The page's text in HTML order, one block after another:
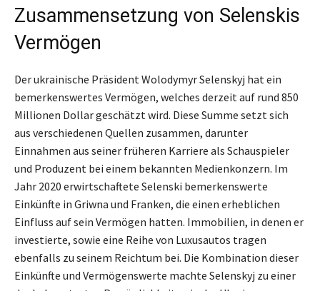
Zusammensetzung von Selenskis
Vermögen
Der ukrainische Präsident Wolodymyr Selenskyj hat ein
bemerkenswertes Vermögen, welches derzeit auf rund 850
Millionen Dollar geschätzt wird. Diese Summe setzt sich
aus verschiedenen Quellen zusammen, darunter
Einnahmen aus seiner früheren Karriere als Schauspieler
und Produzent bei einem bekannten Medienkonzern. Im
Jahr 2020 erwirtschaftete Selenski bemerkenswerte
Einkünfte in Griwna und Franken, die einen erheblichen
Einfluss auf sein Vermögen hatten. Immobilien, in denen er
investierte, sowie eine Reihe von Luxusautos tragen
ebenfalls zu seinem Reichtum bei. Die Kombination dieser
Einkünfte und Vermögenswerte machte Selenskyj zu einer